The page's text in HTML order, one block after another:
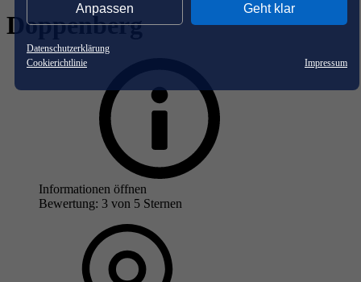
Anpassen Geht klar
Datenschutzerklärung
Cookierichtlinie
Impressum
Doppenberg
Informationen öffnen
Bewertung: 3 von 5 Sternen